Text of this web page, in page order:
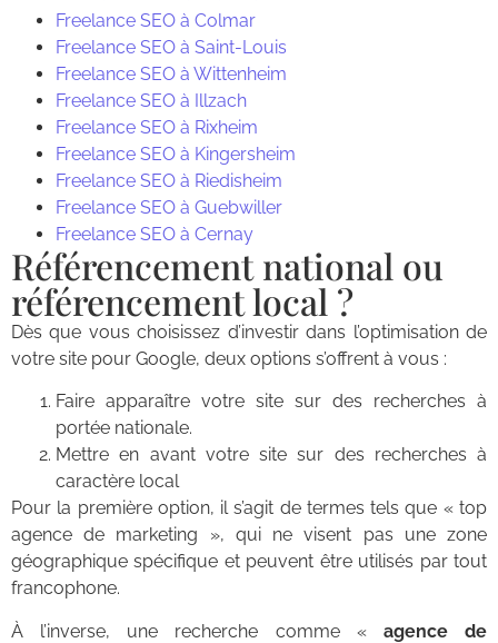
Freelance SEO à Colmar
Freelance SEO à Saint-Louis
Freelance SEO à Wittenheim
Freelance SEO à Illzach
Freelance SEO à Rixheim
Freelance SEO à Kingersheim
Freelance SEO à Riedisheim
Freelance SEO à Guebwiller
Freelance SEO à Cernay
Référencement national ou
référencement local ?
Dès que vous choisissez d’investir dans l’optimisation de
votre site pour Google, deux options s’offrent à vous :
Faire apparaître votre site sur des recherches à
portée nationale.
Mettre en avant votre site sur des recherches à
caractère local
Pour la première option, il s’agit de termes tels que « top
agence de marketing », qui ne visent pas une zone
géographique spécifique et peuvent être utilisés par tout
francophone.
À l’inverse, une recherche comme « agence de